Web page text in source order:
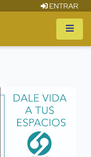
ENTRAR